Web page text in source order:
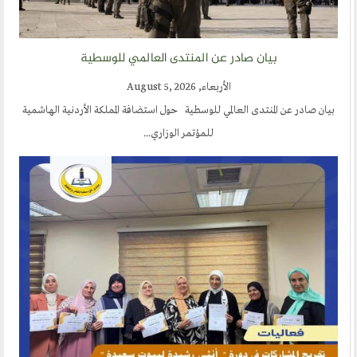
ارسل خبر
إنجليزية
بيان صادر عن المنتدى العالمي للوسطية
الأربعاء, August 5, 2026
بيان صادر عن المنتدى العالمي للوسطية حول استضافة المملكة الأردنية الهاشمية
للمؤتمر الوزاري...